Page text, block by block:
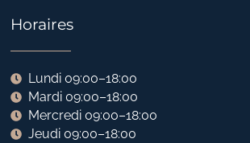
Horaires
Lundi 09:00–18:00
Mardi 09:00–18:00
Mercredi 09:00–18:00
Jeudi 09:00–18:00